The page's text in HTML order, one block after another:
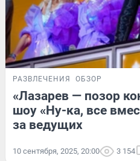
РАЗВЛЕЧЕНИЯ ОБЗОР
«Лазарев — позор
шоу «Ну-ка, все
за ведущих
10 сентября, 2025, 20:00 3 154